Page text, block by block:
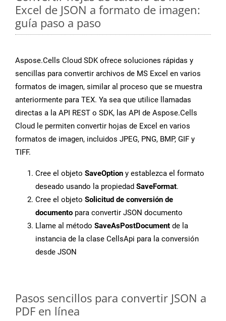
Excel de JSON a formato de imagen:
guía paso a paso
Aspose.Cells Cloud SDK ofrece soluciones rápidas y
sencillas para convertir archivos de MS Excel en varios
formatos de imagen, similar al proceso que se muestra
anteriormente para TEX. Ya sea que utilice llamadas
directas a la API REST o SDK, las API de Aspose.Cells
Cloud le permiten convertir hojas de Excel en varios
formatos de imagen, incluidos JPEG, PNG, BMP, GIF y
TIFF.
Cree el objeto SaveOption y establezca el formato
deseado usando la propiedad SaveFormat.
Cree el objeto Solicitud de conversión de
documento para convertir JSON documento
Llame al método SaveAsPostDocument de la
instancia de la clase CellsApi para la conversión
desde JSON
Pasos sencillos para convertir JSON a
PDF en línea